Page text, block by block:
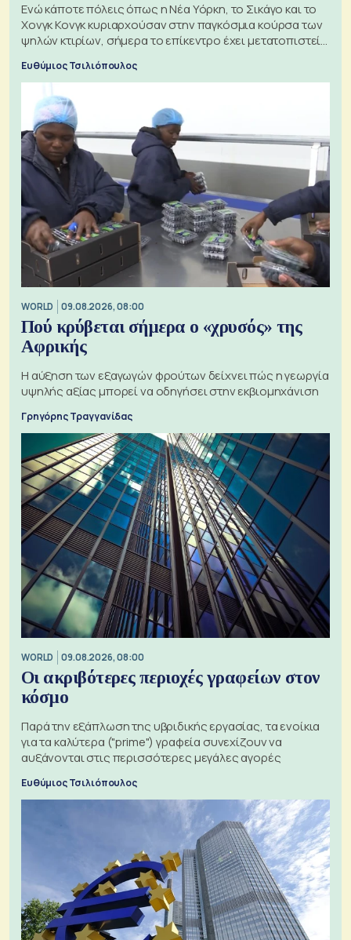
Ενώ κάποτε πόλεις όπως η Νέα Υόρκη, το Σικάγο και το
Χονγκ Κονγκ κυριαρχούσαν στην παγκόσμια κούρσα των
ψηλών κτιρίων, σήμερα το επίκεντρο έχει μετατοπιστεί
προς την Ασία
Ευθύμιος Τσιλιόπουλος
WORLD 09.08.2026, 08:00
Πού κρύβεται σήμερα ο «χρυσός» της
Αφρικής
Η αύξηση των εξαγωγών φρούτων δείχνει πώς η γεωργία
υψηλής αξίας μπορεί να οδηγήσει στην εκβιομηχάνιση
Γρηγόρης Τραγγανίδας
WORLD 09.08.2026, 08:00
Οι ακριβότερες περιοχές γραφείων στον
κόσμο
Παρά την εξάπλωση της υβριδικής εργασίας, τα ενοίκια
για τα καλύτερα ("prime") γραφεία συνεχίζουν να
αυξάνονται στις περισσότερες μεγάλες αγορές
Ευθύμιος Τσιλιόπουλος